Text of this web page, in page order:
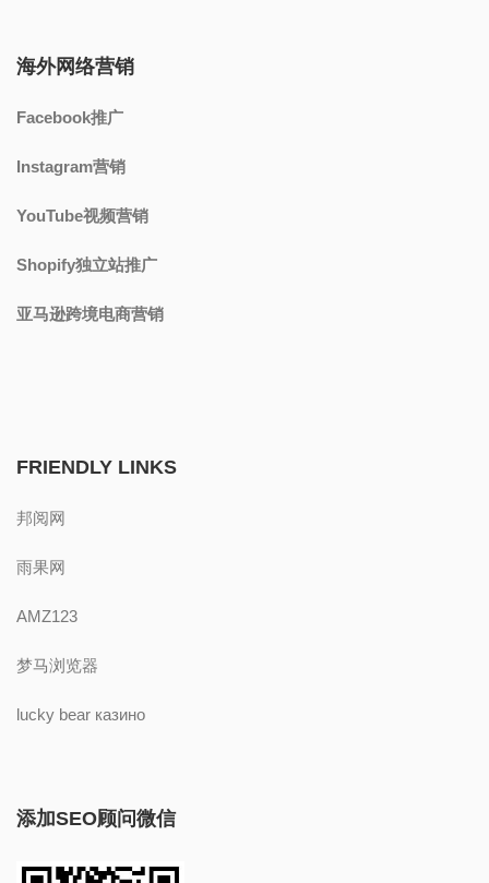
海外网络营销
Facebook推广
Instagram营销
YouTube视频营销
Shopify独立站推广
亚马逊跨境电商营销
FRIENDLY LINKS
邦阅网
雨果网
AMZ123
梦马浏览器
lucky bear казино
添加SEO顾问微信